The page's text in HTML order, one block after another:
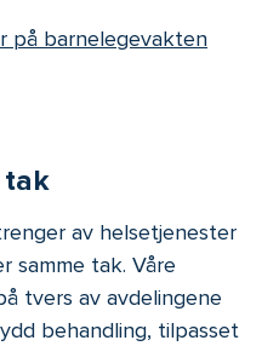
på barnelegevakten
tak
av helsetjenester
samme tak. Våre
tvers av avdelingene
behandling, tilpasset